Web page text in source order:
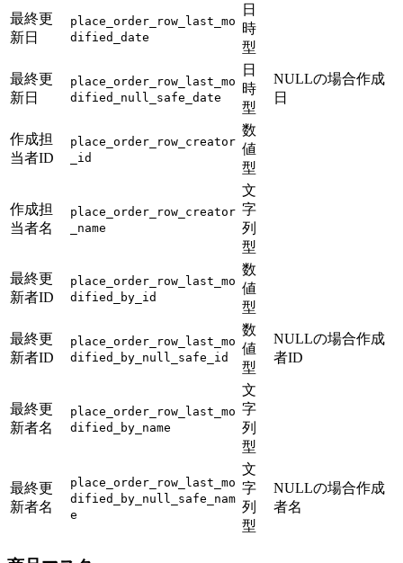
最終更
新日
place_order_row_last_mo
dified_date
日
時
型
最終更
新日
place_order_row_last_mo
dified_null_safe_date
日
時
型
NULLの場合作成
日
作成担
当者ID
place_order_row_creator
_id
数
値
型
作成担
当者名
place_order_row_creator
_name
文
字
列
型
最終更
新者ID
place_order_row_last_mo
dified_by_id
数
値
型
最終更
新者ID
place_order_row_last_mo
dified_by_null_safe_id
数
値
型
NULLの場合作成
者ID
最終更
新者名
place_order_row_last_mo
dified_by_name
文
字
列
型
最終更
新者名
place_order_row_last_mo
dified_by_null_safe_nam
e
文
字
列
型
NULLの場合作成
者名